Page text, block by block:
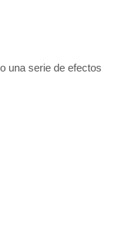
una serie de efectos